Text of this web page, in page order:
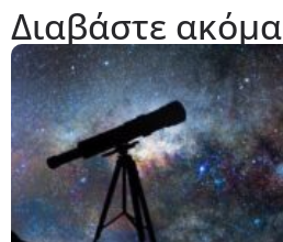
Διαβάστε ακόμα